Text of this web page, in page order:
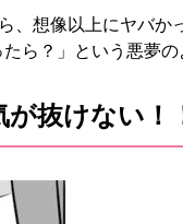
、想像以上にヤバ
ら？」という悪夢の
抜けない！